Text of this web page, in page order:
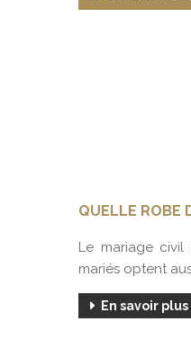
QUELLE ROBE
Le mariage
mariés optent
En savoir plus